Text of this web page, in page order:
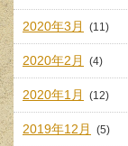
2020年3月 (11)
2020年2月 (4)
2020年1月 (12)
2019年12月 (5)